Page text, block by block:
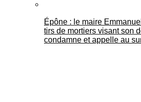
Épône : le maire
tirs de mortiers visant son
condamne et appelle au